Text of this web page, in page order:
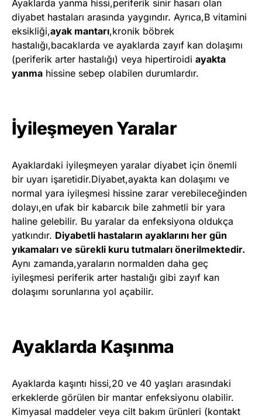
Ayaklarda yanma hissi,periferik sinir hasarı olan
diyabet hastaları arasında yaygındır. Ayrıca,B vitamini
eksikliği,ayak mantarı,kronik böbrek
hastalığı,bacaklarda ve ayaklarda zayıf kan dolaşımı
(periferik arter hastalığı) veya hipertiroidi ayakta
yanma hissine sebep olabilen durumlardır.
İyileşmeyen Yaralar
Ayaklardaki iyileşmeyen yaralar diyabet için önemli
bir uyarı işaretidir.Diyabet,ayakta kan dolaşımı ve
normal yara iyileşmesi hissine zarar verebileceğinden
dolayı,en ufak bir kabarcık bile zahmetli bir yara
haline gelebilir. Bu yaralar da enfeksiyona oldukça
yatkındır. Diyabetli hastaların ayaklarını her gün
yıkamaları ve sürekli kuru tutmaları önerilmektedir.
Aynı zamanda,yaraların normalden daha geç
iyileşmesi periferik arter hastalığı gibi zayıf kan
dolaşımı sorunlarına yol açabilir.
Ayaklarda Kaşınma
Ayaklarda kaşıntı hissi,20 ve 40 yaşları arasındaki
erkeklerde görülen bir mantar enfeksiyonu olabilir.
Kimyasal maddeler veya cilt bakım ürünleri (kontakt